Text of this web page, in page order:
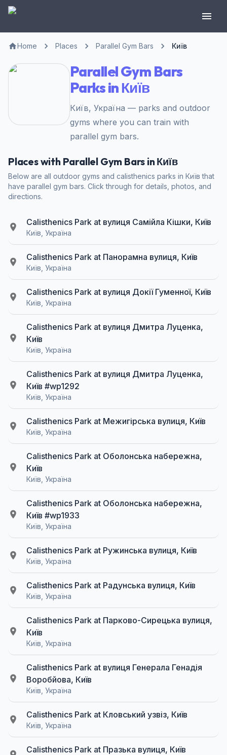
Home Places Parallel Gym Bars Київ
Parallel Gym Bars
Parks in Київ
Київ, Україна — parks and outdoor
gyms where you can train with
parallel gym bars.
Places with Parallel Gym Bars in Київ
Below are all outdoor gyms and calisthenics parks in Київ that
have parallel gym bars. Click through for details, photos, and
directions.
Calisthenics Park at вулиця Самійла Кішки, Київ
Київ, Україна
Calisthenics Park at Панорамна вулиця, Київ
Київ, Україна
Calisthenics Park at вулиця Докії Гуменної, Київ
Київ, Україна
Calisthenics Park at вулиця Дмитра Луценка,
Київ
Київ, Україна
Calisthenics Park at вулиця Дмитра Луценка,
Київ #wp1292
Київ, Україна
Calisthenics Park at Межигірська вулиця, Київ
Київ, Україна
Calisthenics Park at Оболонська набережна,
Київ
Київ, Україна
Calisthenics Park at Оболонська набережна,
Київ #wp1933
Київ, Україна
Calisthenics Park at Ружинська вулиця, Київ
Київ, Україна
Calisthenics Park at Радунська вулиця, Київ
Київ, Україна
Calisthenics Park at Парково-Сирецька вулиця,
Київ
Київ, Україна
Calisthenics Park at вулиця Генерала Генадія
Воробйова, Київ
Київ, Україна
Calisthenics Park at Кловський узвіз, Київ
Київ, Україна
Calisthenics Park at Празька вулиця, Київ